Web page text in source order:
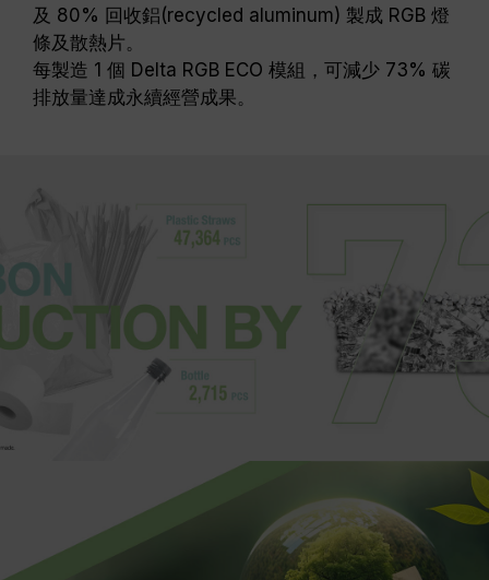
及 80% 回收鋁(recycled aluminum) 製成 RGB 燈
條及散熱片。
每製造 1 個 Delta RGB ECO 模組，可減少 73% 碳
排放量達成永續經營成果。